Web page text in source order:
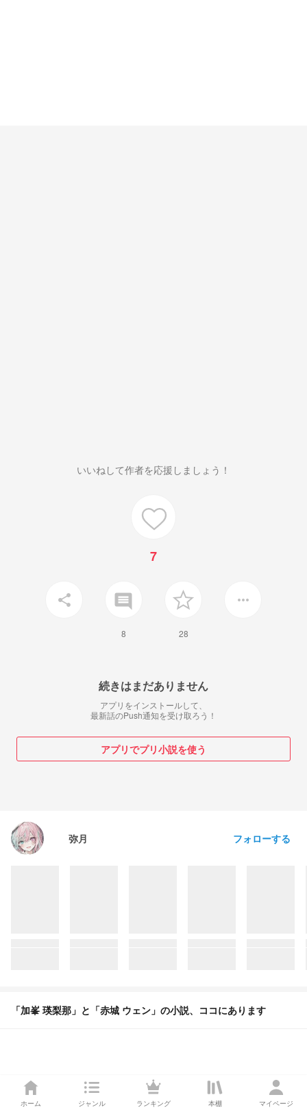
ホーム ジャンル ランキング 本棚 マイページ
いいねして作者を応援しましょう！
7
share insert_comment
8 28
more_horiz
続きはまだありません
アプリをインストールして、
最新話のPush通知を受け取ろう！
アプリでプリ小説を使う
弥月 フォローする
「加峯 瑛梨那」と「赤城 ウェン」の小説、ココにあります